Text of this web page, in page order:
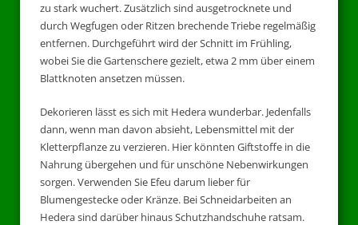
zu stark wuchert. Zusätzlich sind ausgetrocknete und
durch Wegfugen oder Ritzen brechende Triebe regelmäßig
entfernen. Durchgeführt wird der Schnitt im Frühling,
wobei Sie die Gartenschere gezielt, etwa 2 mm über einem
Blattknoten ansetzen müssen.
Dekorieren lässt es sich mit Hedera wunderbar. Jedenfalls
dann, wenn man davon absieht, Lebensmittel mit der
Kletterpflanze zu verzieren. Hier könnten Giftstoffe in die
Nahrung übergehen und für unschöne Nebenwirkungen
sorgen. Verwenden Sie Efeu darum lieber für
Blumengestecke oder Kränze. Bei Schneidarbeiten an
Hedera sind darüber hinaus Schutzhandschuhe ratsam.